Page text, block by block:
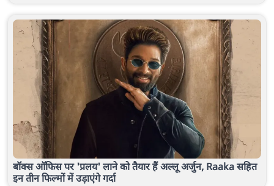
बॉक्स ऑफिस पर 'प्रलय' लाने को तैयार हैं अल्लू अर्जुन, Raaka सहित
इन तीन फिल्मों में उड़ाएंगे गर्दा